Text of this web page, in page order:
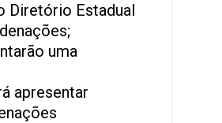
Diretório Estadual
uma
apresentar